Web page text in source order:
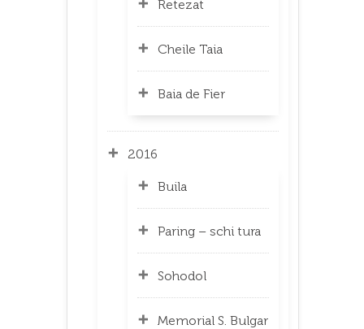
Retezat
Cheile Taia
Baia de Fier
2016
Buila
Paring – schi tura
Sohodol
Memorial S. Bulgar